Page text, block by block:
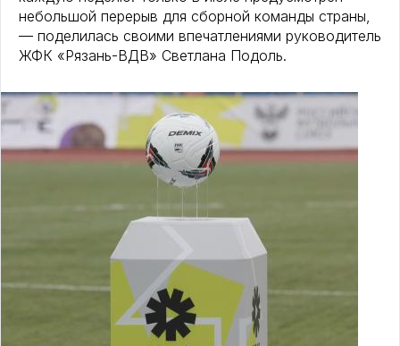
небольшой перерыв для сборной команды страны,
— поделилась своими впечатлениями руководитель
ЖФК «Рязань-ВДВ» Светлана Подоль.